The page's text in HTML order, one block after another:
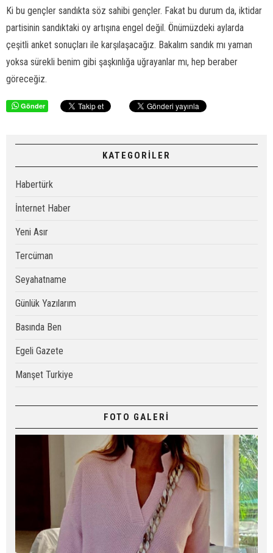
Ki bu gençler sandıkta söz sahibi gençler. Fakat bu durum da, iktidar
partisinin sandıktaki oy artışına engel değil. Önümüzdeki aylarda
çeşitli anket sonuçları ile karşılaşacağız. Bakalım sandık mı yaman
yoksa sürekli benim gibi şaşkınlığa uğrayanlar mı, hep beraber
göreceğiz.
Gönder
KATEGORİLER
Habertürk
İnternet Haber
Yeni Asır
Tercüman
Seyahatname
Günlük Yazılarım
Basında Ben
Egeli Gazete
Manşet Turkiye
FOTO GALERİ